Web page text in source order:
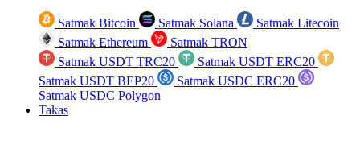
Satmak Bitcoin Satmak Solana
Satmak Litecoin
Satmak Ethereum
Satmak TRON
Satmak USDT TRC20
Satmak USDT ERC20
Satmak USDT BEP20
Satmak USDC ERC20
Satmak USDC Polygon
Takas